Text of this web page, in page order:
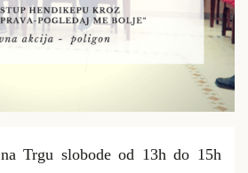
na Trgu slobode od 13h do 15h